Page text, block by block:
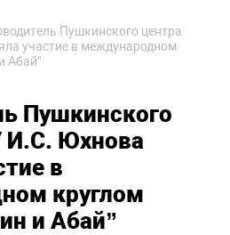
Пушкинского центра
участие в международном
Абай"
Пушкинского
И.С. Юхнова
в
круглом
и Абай”